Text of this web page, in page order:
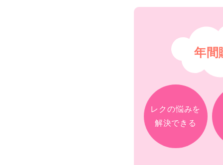
年間
レクの悩みを
解決できる